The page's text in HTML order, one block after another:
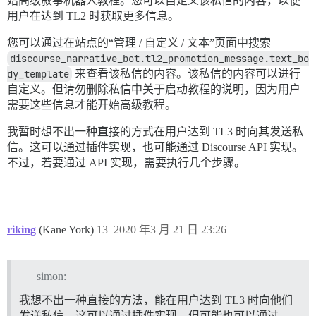
用户在达到 TL2 时获取更多信息。
您可以通过在站点的“管理 / 自定义 / 文本”页面中搜索
discourse_narrative_bot.tl2_promotion_message.text_bo
dy_template 来查看该私信的内容。该私信的内容可以进行
自定义。但请勿删除私信中关于启动教程的说明，因为用户
需要这些信息才能开始高级教程。
我暂时想不出一种直接的方式在用户达到 TL3 时向其发送私
信。这可以通过插件实现，也可能通过 Discourse API 实现。
不过，若要通过 API 实现，需要执行几个步骤。
riking (Kane York) 2020 年3 月 21 日 23:26
13
simon:
我想不出一种直接的方法，能在用户达到 TL3 时向他们